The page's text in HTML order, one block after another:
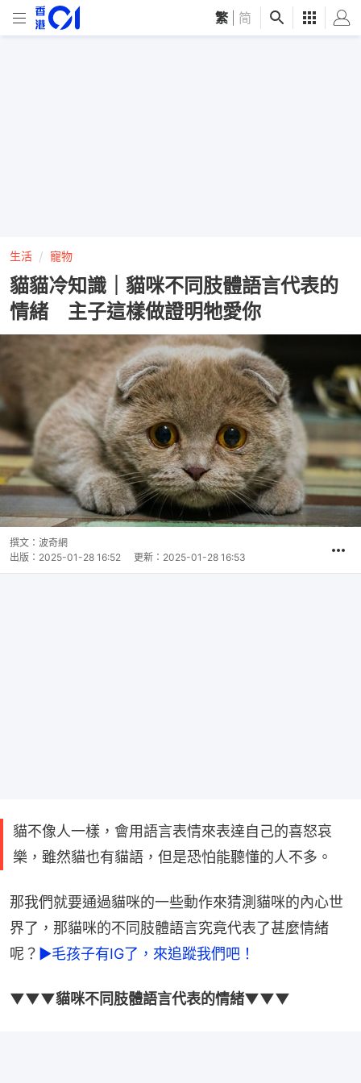
繁 简
生活 寵物
貓貓冷知識｜貓咪不同肢體語言代表的
情緒 主子這樣做證明牠愛你
撰文： 波奇網
出版： 2025-01-28 16:52 更新： 2025-01-28 16:53
貓不像人一樣，會用語言表情來表達自己的喜怒哀
樂，雖然貓也有貓語，但是恐怕能聽懂的人不多。
那我們就要通過貓咪的一些動作來猜測貓咪的內心世
界了，那貓咪的不同肢體語言究竟代表了甚麼情緒
呢？ ►毛孩子有IG了，來追蹤我們吧！
▼▼▼貓咪不同肢體語言代表的情緒▼▼▼